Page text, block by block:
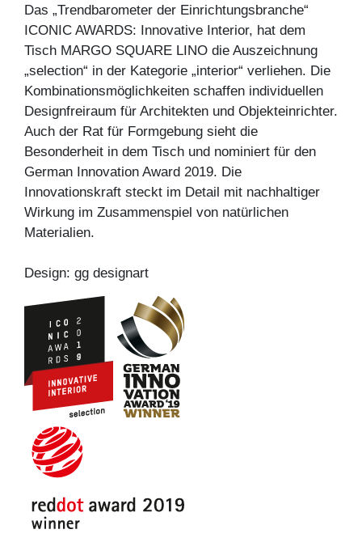
Das „Trendbarometer der Einrichtungsbranche“
ICONIC AWARDS: Innovative Interior, hat dem
Tisch MARGO SQUARE LINO die Auszeichnung
„selection“ in der Kategorie „interior“ verliehen. Die
Kombinationsmöglichkeiten schaffen individuellen
Designfreiraum für Architekten und Objekteinrichter.
Auch der Rat für Formgebung sieht die
Besonderheit in dem Tisch und nominiert für den
German Innovation Award 2019. Die
Innovationskraft steckt im Detail mit nachhaltiger
Wirkung im Zusammenspiel von natürlichen
Materialien.
Design: gg designart